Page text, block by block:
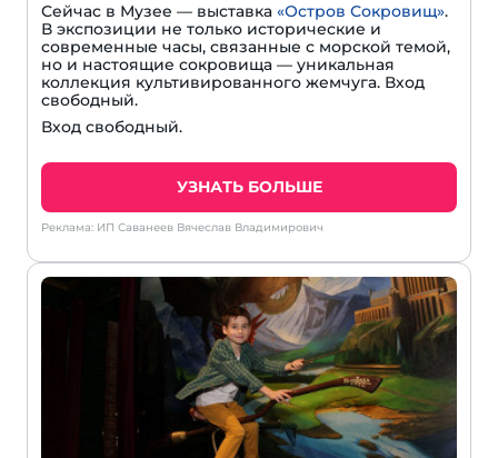
Сейчас в Музее — выставка «Остров Сокровищ».
В экспозиции не только исторические и
современные часы, связанные с морской темой,
но и настоящие сокровища — уникальная
коллекция культивированного жемчуга. Вход
свободный.
Вход свободный.
УЗНАТЬ БОЛЬШЕ
Реклама: ИП Саванеев Вячеслав Владимирович